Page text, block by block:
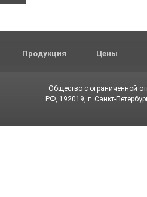
Продукция Цены
Общество с ограниченной
РФ, 192019, г. Санкт-